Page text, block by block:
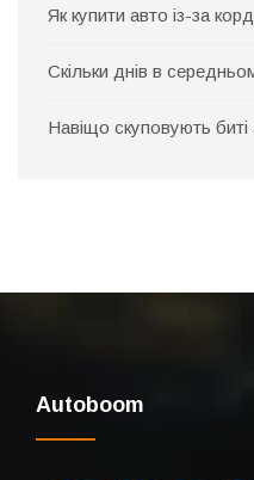
Як купити авто із-за
Скільки днів в
Навіщо скуповують биті
Autoboom